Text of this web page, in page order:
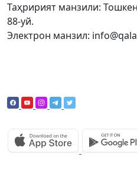
Таҳририят манзили:
88-уй.
Электрон манзил: